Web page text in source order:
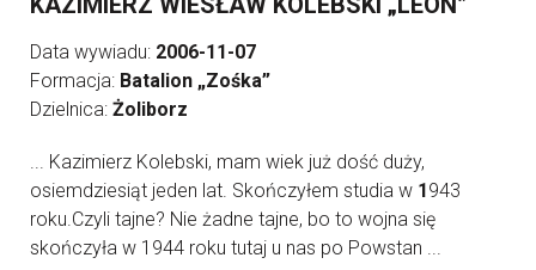
Data wywiadu: 2006-11-07
Formacja: Batalion „Zośka”
Dzielnica: Żoliborz
... Kazimierz Kolebski, mam wiek już dość duży,
osiemdziesiąt jeden lat. Skończyłem studia w 1943
roku.Czyli tajne? Nie żadne tajne, bo to wojna się
skończyła w 1944 roku tutaj u nas po Powstan ...